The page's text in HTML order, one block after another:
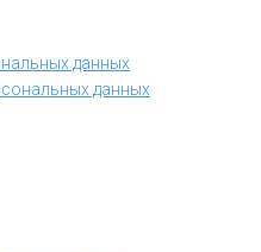
данных
данных